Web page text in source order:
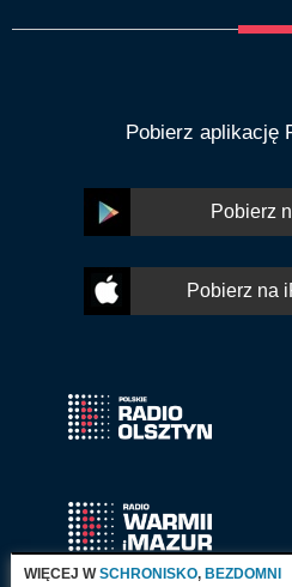
Pobierz aplikację
Pobierz
Pobierz na
WIĘCEJ WSCHRONISKO, BEZDOMNI